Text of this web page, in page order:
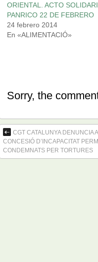
ORIENTAL. ACTO
PANRICO 22 DE FEBRERO
24 febrero 2014
En «ALIMENTACIÓ»
Sorry, the
CGT CATALUNYA DENUNCIA
CONCESIÓ D’INCAPACITAT
CONDEMNATS PER TORTURES